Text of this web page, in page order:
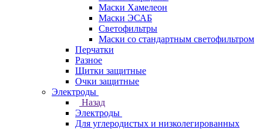
Маски Хамелеон
Маски ЭСАБ
Светофильтры
Маски со стандартным светофильтром
Перчатки
Разное
Щитки защитные
Очки защитные
Электроды
Назад
Электроды
Для углеродистых и низколегированных